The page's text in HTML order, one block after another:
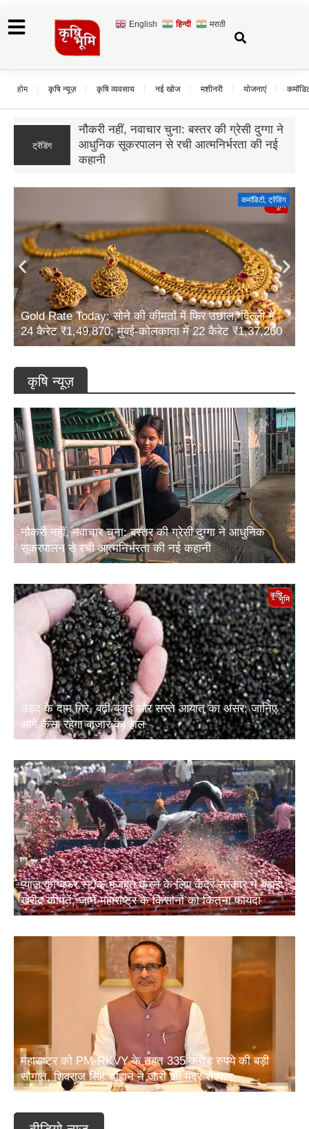
English हिन्दी मराठी
होम कृषि न्यूज़ कृषि व्यवसाय नई खोज मशीनरी योजनाएं
उड़द के दाम गिरे, बढ़ी बुवाई और सस्ते आयात का
असर; जानिए आगे कैसा रहेगा बाजार का हाल
Gold Rate Today: सोने की कीमतों में फिर उछाल, दिल्ली में
24 कैरेट ₹1,49,870; मुंबई-कोलकाता में 22 कैरेट ₹1,37,260
कृषि न्यूज़
नौकरी नहीं, नवाचार चुना: बस्तर की ग्रेसी दुग्गा ने आधुनिक
सूकरपालन से रची आत्मनिर्भरता की नई कहानी
उड़द के दाम गिरे, बढ़ी बुवाई और सस्ते आयात का असर; जानिए
आगे कैसा रहेगा बाजार का हाल
प्याज का बफर स्टॉक मजबूत करने के लिए केंद्र सरकार ने बढ़ाई
खरीद कीमतें, जानें महाराष्ट्र के किसानों को कितना फायदा
महाराष्ट्र को PM-RKVY के तहत 335 करोड़ रुपये की बड़ी
सौगात, शिवराज सिंह चौहान ने जारी की मदर सैंक्शन
वीडियो न्यूज़